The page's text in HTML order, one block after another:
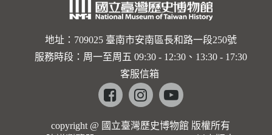
地址：709025 臺南市安南區長和路一段250號
服務時段：周一至周五 09:30 - 12:30、13:30 - 17:30
客服信箱
Facebookinstagramyoutube
copyright @ 國立臺灣歷史博物館 版權所有